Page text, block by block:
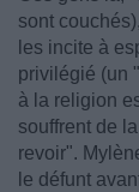
sont
les incite à
privilégié (un
à la religion
souffrent de
revoir".
le défunt